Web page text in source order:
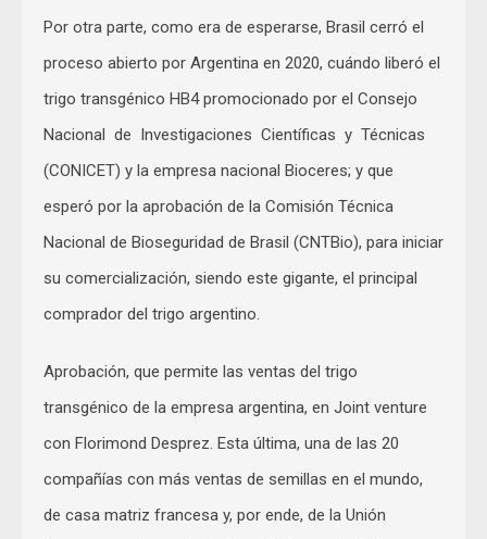
Por otra parte, como era de esperarse, Brasil cerró el
proceso abierto por Argentina en 2020, cuándo liberó el
trigo transgénico HB4 promocionado por el Consejo
Nacional de Investigaciones Científicas y Técnicas
(CONICET) y la empresa nacional Bioceres; y que
esperó por la aprobación de la Comisión Técnica
Nacional de Bioseguridad de Brasil (CNTBio), para iniciar
su comercialización, siendo este gigante, el principal
comprador del trigo argentino.
Aprobación, que permite las ventas del trigo
transgénico de la empresa argentina, en Joint venture
con Florimond Desprez. Esta última, una de las 20
compañías con más ventas de semillas en el mundo,
de casa matriz francesa y, por ende, de la Unión